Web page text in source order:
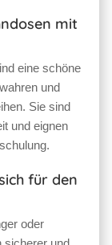
mit
eine schöne
und
Sie sind
und eignen
für den
oder